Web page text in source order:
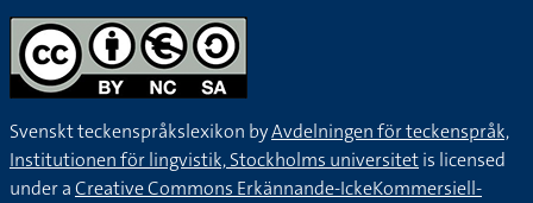
Svenskt teckenspråkslexikon byAvdelningen för teckenspråk,
Institutionen för lingvistik, Stockholms universitetis licensed
under aCreative Commons Erkännande-IckeKommersiell-